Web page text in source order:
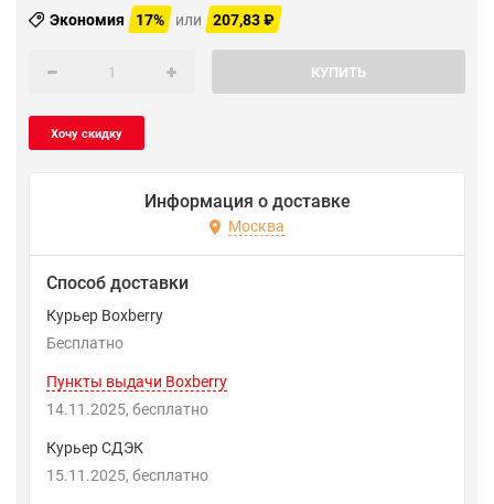
Экономия 17% или 207,83₽
КУПИТЬ
Информация о доставке
Москва
Способ доставки
Курьер Boxberry
Бесплатно
Пункты выдачи Boxberry
14.11.2025
Бесплатно
Курьер СДЭК
15.11.2025
Бесплатно